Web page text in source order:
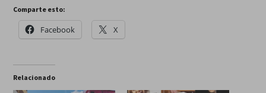
Comparte esto:
Facebook X
Relacionado